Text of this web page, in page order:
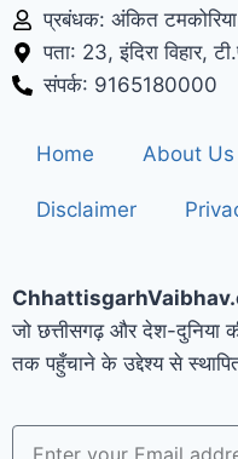
प्रबंधक: अंकित टमकोरिया
पता: 23, इंदिरा विहार,
संपर्क: 9165180000
Home About Us
Disclaimer
जो छत्तीसगढ़ और देश-दुनिया
तक पहुँचाने के उद्देश्य से